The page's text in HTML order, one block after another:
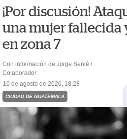
¡Por discusión!
una mujer fallecida
en zona 7
Con información de Jorge Senté /
Colaborador
10 de agosto de 2026, 18:28
CIUDAD DE GUATEMALA